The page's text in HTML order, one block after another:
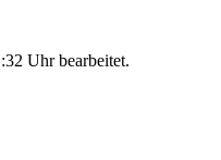
Uhr bearbeitet.